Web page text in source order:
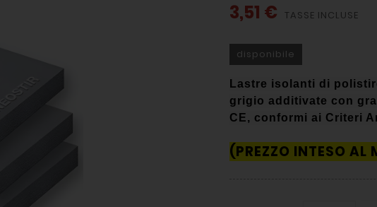
3,51 € TASSE INCLUSE
disponibile
Lastre isolanti di
grigio additivate con
CE, conformi ai Criteri
(PREZZO INTESO AL